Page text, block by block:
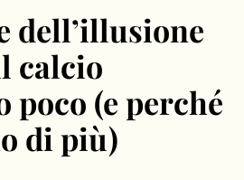
dell’illusione
calcio
poco (e perché
di più)